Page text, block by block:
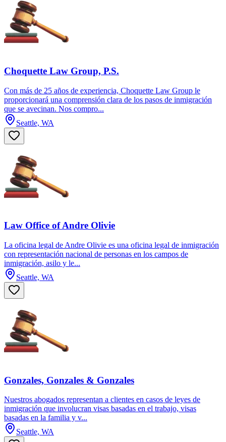
Choquette Law Group, P.S.
Con más de 25 años de experiencia, Choquette Law Group le
proporcionará una comprensión clara de los pasos de inmigración
que se avecinan. Nos compro...
Seattle, WA
Law Office of Andre Olivie
La oficina legal de Andre Olivie es una oficina legal de inmigración
con representación nacional de personas en los campos de
inmigración, asilo y le...
Seattle, WA
Gonzales, Gonzales & Gonzales
Nuestros abogados representan a clientes en casos de leyes de
inmigración que involucran visas basadas en el trabajo, visas
basadas en la familia y v...
Seattle, WA